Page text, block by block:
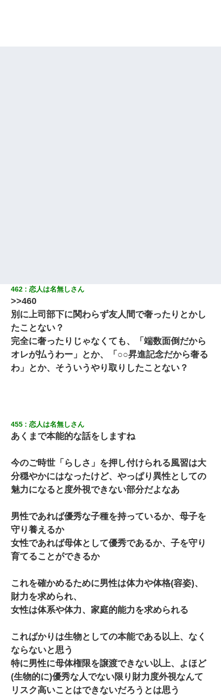
462 恋人は名無しさん
>>460
別に上司部下に関わらず友人間で奢ったりとかし
たことない？
完全に奢ったりじゃなくても、「端数面倒だから
オレが払うわー」とか、「○○昇進記念だから奢る
わ」とか、そういうやり取りしたことない？
455 恋人は名無しさん
あくまで本能的な話をしますね
今のご時世「らしさ」を押し付けられる風習は大
分穏やかにはなったけど、やっぱり異性としての
魅力になると度外視できない部分だよなあ
男性であれば優秀な子種を持っているか、母子を
守り養えるか
女性であれば母体として優秀であるか、子を守り
育てることができるか
これを確かめるために男性は体力や体格(容姿)、
財力を求められ、
女性は体系や体力、家庭的能力を求められる
こればかりは生物としての本能である以上、なく
ならないと思う
特に男性に母体権限を譲渡できない以上、よほど
(生物的に)優秀な人でない限り財力度外視なんて
リスク高いことはできないだろうとは思う